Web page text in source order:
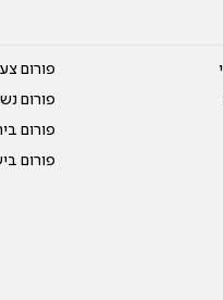
פורום
פורום
פורום
פורום